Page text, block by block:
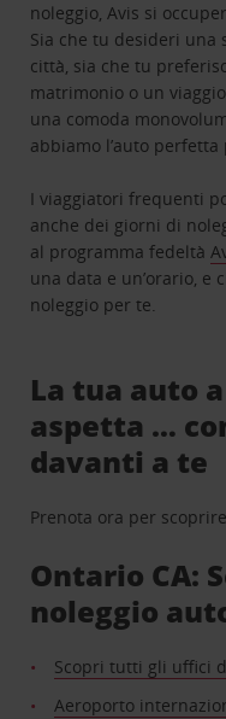
noleggio, Avis si
Sia che tu desideri una
città, sia che tu
matrimonio o un
una comoda
abbiamo l’auto perfetta
I viaggiatori frequenti
anche dei giorni di
al programma fedeltà
una data e un’orario, e
noleggio per te.
La tua auto
aspetta …
davanti a te
Prenota ora per
Ontario CA:
noleggio
Scopri tutti gli uffici
Aeroporto